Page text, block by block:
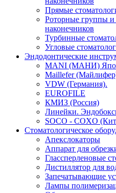
Прямые
Роторные группы и
наконечников
Турбинные
Угловые
Эндодонтические
MANI (МАНИ)
Maillefer
VDW (Германия).
EUROFILE
КМИЗ (Россия)
Линейки.
SOCO - COXO
Стоматологическое
Апекслокаторы
Аппарат для
Глассперленовые
Дистиллятор для
Запечатывающие
Лампы